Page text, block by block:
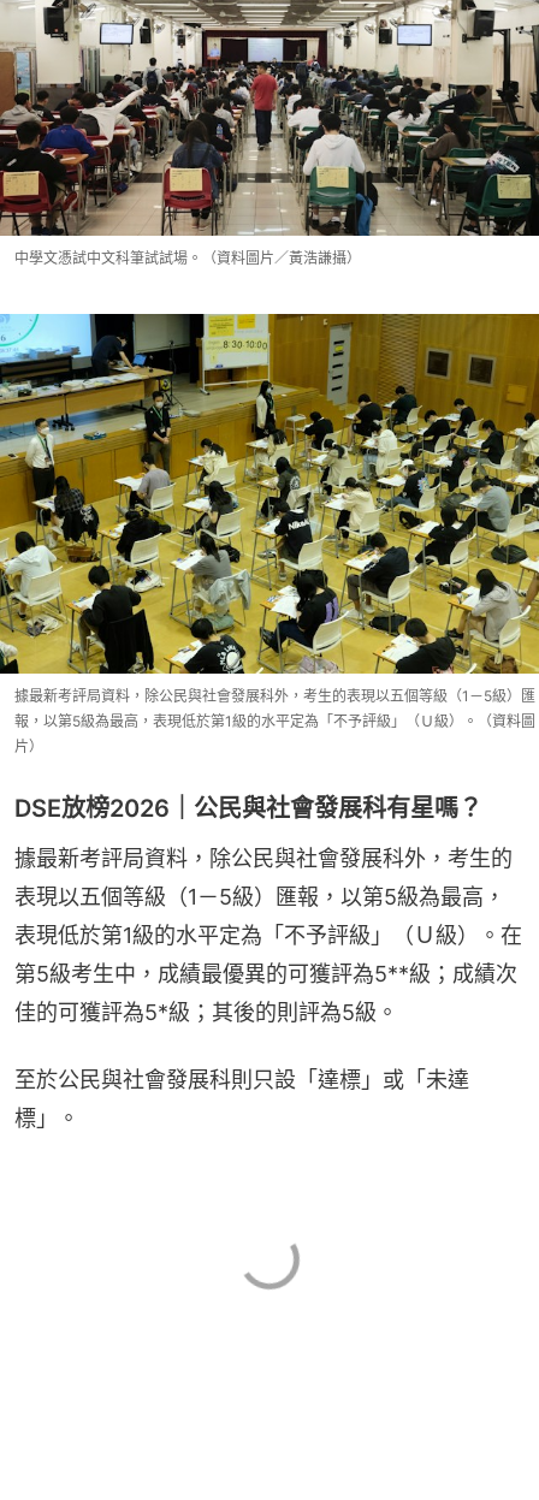
中學文憑試中文科筆試試場。（資料圖片／黃浩謙攝）
據最新考評局資料，除公民與社會發展科外，考生的表現以五個等級（1－5級）匯
報，以第5級為最高，表現低於第1級的水平定為「不予評級」（Ｕ級）。（資料圖
片）
DSE放榜2026｜公民與社會發展科有星嗎？
據最新考評局資料，除公民與社會發展科外，考生的
表現以五個等級（1－5級）匯報，以第5級為最高，
表現低於第1級的水平定為「不予評級」（Ｕ級）。在
第5級考生中，成績最優異的可獲評為5**級；成績次
佳的可獲評為5*級；其後的則評為5級。
至於公民與社會發展科則只設「達標」或「未達
標」。